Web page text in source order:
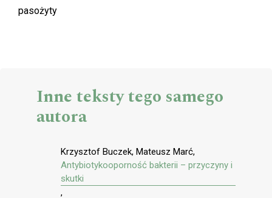
pasożyty
Inne teksty tego samego
autora
Krzysztof Buczek, Mateusz Marć,
Antybiotykooporność bakterii – przyczyny i
skutki
,